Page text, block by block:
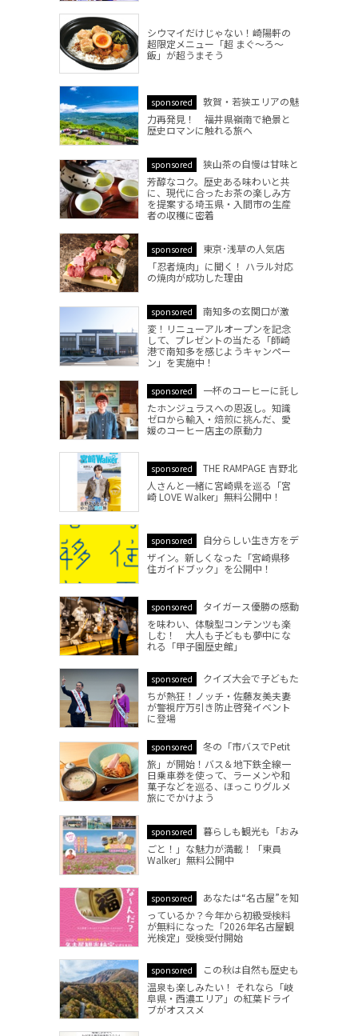
シウマイだけじゃない！崎陽軒の
超限定メニュー「超 まぐ～ろ～
飯」が超うまそう
sponsored
敦賀・若狭エリアの魅
力再発見！ 福井県嶺南で絶景と
歴史ロマンに触れる旅へ
sponsored
狭山茶の自慢は甘味と
芳醇なコク。歴史ある味わいと共
に、現代に合ったお茶の楽しみ方
を提案する埼玉県・入間市の生産
者の収穫に密着
sponsored
東京･浅草の人気店
「忍者焼肉」に聞く！ ハラル対応
の焼肉が成功した理由
sponsored
南知多の玄関口が激
変！リニューアルオープンを記念
して、プレゼントの当たる「師崎
港で南知多を感じようキャンペー
ン」を実施中！
sponsored
一杯のコーヒーに託し
たホンジュラスへの恩返し。知識
ゼロから輸入・焙煎に挑んだ、愛
媛のコーヒー店主の原動力
sponsored
THE RAMPAGE 吉野北
人さんと一緒に宮崎県を巡る「宮
崎 LOVE Walker」無料公開中！
sponsored
自分らしい生き方をデ
ザイン。新しくなった「宮崎県移
住ガイドブック」を公開中！
sponsored
タイガース優勝の感動
を味わい、体験型コンテンツも楽
しむ！ 大人も子どもも夢中にな
れる「甲子園歴史館」
sponsored
クイズ大会で子どもた
ちが熱狂！ノッチ・佐藤友美夫妻
が警視庁万引き防止啓発イベント
に登場
sponsored
冬の「市バスでPetit
旅」が開始！バス＆地下鉄全線一
日乗車券を使って、ラーメンや和
菓子などを巡る、ほっこりグルメ
旅にでかけよう
sponsored
暮らしも観光も「おみ
ごと！」な魅力が満載！「東員
Walker」無料公開中
sponsored
あなたは“名古屋”を知
っているか？今年から初級受検料
が無料になった「2026年名古屋観
光検定」受検受付開始
sponsored
この秋は自然も歴史も
温泉も楽しみたい！ それなら「岐
阜県・西濃エリア」の紅葉ドライ
ブがオススメ